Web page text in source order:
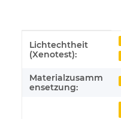
Produkteigenschaft
Wert
Lichtechtheit
(Xenotest):
Materialzusamm
ensetzung: